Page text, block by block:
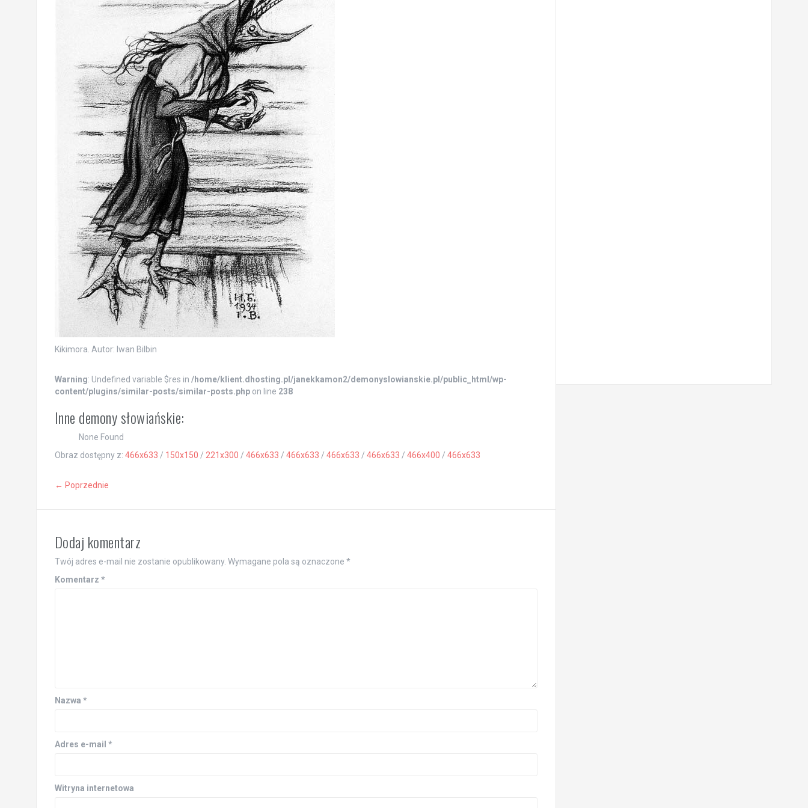
Kikimora. Autor: Iwan Bilbin
Warning: Undefined variable $res in /home/klient.dhosting.pl/janekkamon2/demonyslowianskie.pl/public_html/wp-
content/plugins/similar-posts/similar-posts.phpon line 238
Inne demony słowiańskie:
None Found
Obraz dostępny z: 466x633 / 150x150 / 221x300 / 466x633 / 466x633 / 466x633 / 466x633 / 466x400 / 466x633
← Poprzednie
Dodaj komentarz
Twój adres e-mail nie zostanie opublikowany. Wymagane pola są oznaczone *
Komentarz *
Nazwa *
Adres e-mail *
Witryna internetowa